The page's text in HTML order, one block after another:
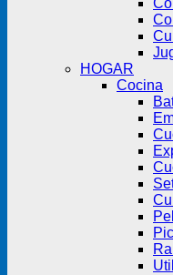
HOGAR
Cocina